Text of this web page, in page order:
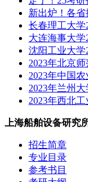
新出炉！各省
长春理工大学
大连海事大
沈阳工业大学
2023年北京
2023年中国
2023年兰州
2023年西北
上海船舶设备研究
招生简章
专业目录
参考书目